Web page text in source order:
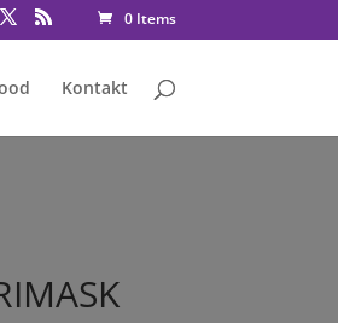
fbq('consent', 'grant');
0 Items
Kontakt